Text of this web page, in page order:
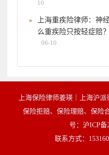
10
上海重疾险律师：神
么重疾险只按轻症赔？
06-10
上海保险律师姜瑛｜上海沪
保险拒赔、保险理赔、保险
号：沪ICP备
联系方式：